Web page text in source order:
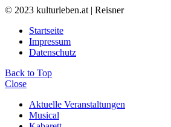
© 2023 kulturleben.at | Reisner
Startseite
Impressum
Datenschutz
Back to Top
Close
Aktuelle Veranstaltungen
Musical